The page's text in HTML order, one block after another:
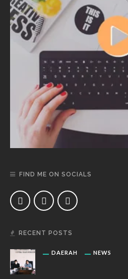
FIND ME ON SOCIALS
RECENT POSTS
DAERAH NEWS